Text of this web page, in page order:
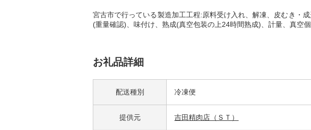
宮古市で行っている製造加工工程:原料受け入れ、解凍、皮むき・
(重量確認)、味付け、熟成(真空包装の上24時間熟成)、計量、真空
お礼品詳細
配送種別 冷凍便
提供元 吉田精肉店（ＳＴ）